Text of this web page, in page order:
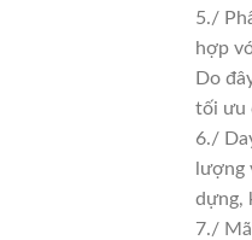
5./
hợp
Do
tối ưu
6./
lượng
dựng,
7./